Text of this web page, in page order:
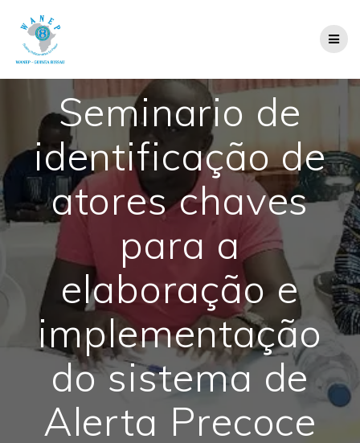
Seminario de
identificação de
atores chaves
para a
elaboração e
implementação
do sistema de
Alerta Precoce